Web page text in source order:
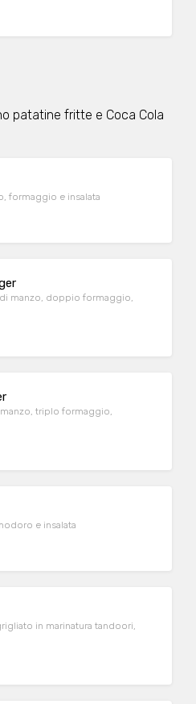
patatine fritte e Coca Cola
formaggio e insalata
manzo, doppio formaggio,
triplo formaggio,
e insalata
in marinatura tandoori,